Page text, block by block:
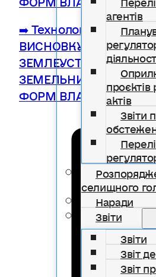
агентів
актів
Звіти
селищного
Наради
Звіти
Звіти
Звіт
Звіт
➡️ Технологічка
ВИСНОВКУ ПРО
ЗЕМЛЕУСТРОЮ ЩОДО
ЗЕМЕЛЬНИХ ДІЛЯНОК
ФОРМ ВЛАСНОСТІ